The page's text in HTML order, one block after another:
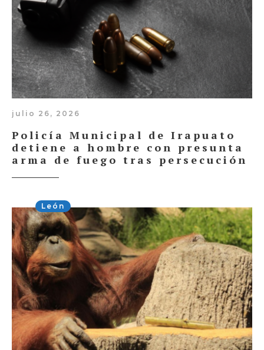
julio 26, 2026
Policía Municipal de Irapuato
detiene a hombre con presunta
arma de fuego tras persecución
León